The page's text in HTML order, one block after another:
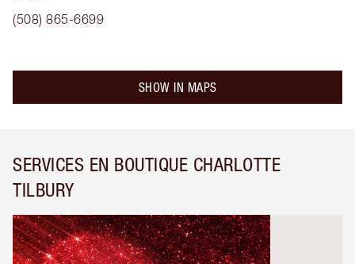
(508) 865-6699
SHOW IN MAPS
SERVICES EN BOUTIQUE CHARLOTTE
TILBURY